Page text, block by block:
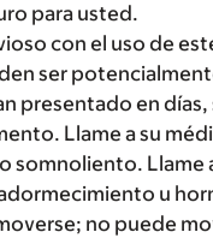
para usted.
con el uso de
ser
presentado en días,
Llame a su
somnoliento. Llame
u
no puede